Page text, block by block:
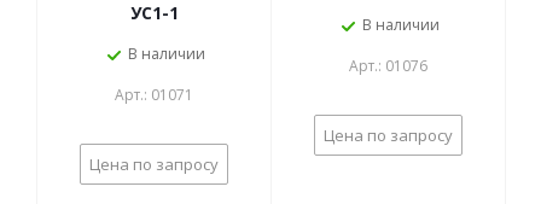
УС1-1
В наличии
Арт.: 01071
Цена по запросу
В наличии
Арт.: 01076
Цена по запросу